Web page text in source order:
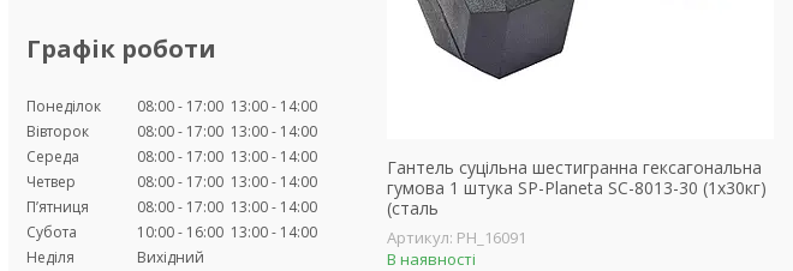
Графік роботи
Понеділок 08:00 17:00 13:00
14:00
Вівторок
08:00 17:00 13:00
14:00
Середа
08:00 17:00 13:00
14:00
Четвер
08:00 17:00 13:00
14:00
Пʼятниця
08:00 17:00 13:00
14:00
Субота
10:00 16:00 13:00
14:00
Неділя
Вихідний
Гантель суцільна шестигранна гексагональна
гумова 1 штука SP-Planeta SC-8013-30 (1x30кг)
(сталь
PH_16091
В наявності